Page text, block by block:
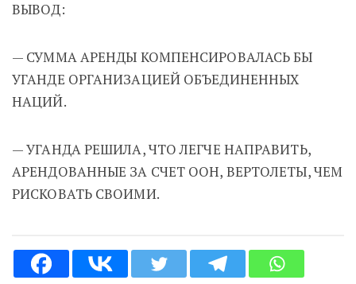
ВЫВОД:
— СУММА АРЕНДЫ КОМПЕНСИРОВАЛАСЬ БЫ
УГАНДЕ ОРГАНИЗАЦИЕЙ ОБЪЕДИНЕННЫХ
НАЦИЙ.
— УГАНДА РЕШИЛА, ЧТО ЛЕГЧЕ НАПРАВИТЬ,
АРЕНДОВАННЫЕ ЗА СЧЕТ ООН, ВЕРТОЛЕТЫ, ЧЕМ
РИСКОВАТЬ СВОИМИ.